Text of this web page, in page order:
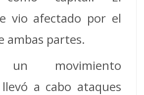
vio afectado por el
ambas partes.
un movimiento
a cabo ataques